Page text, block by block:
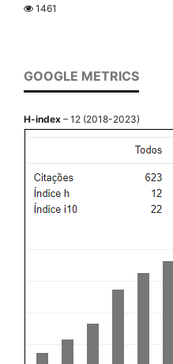
1461
GOOGLE METRICS
H-index – 12 (2018-2023)